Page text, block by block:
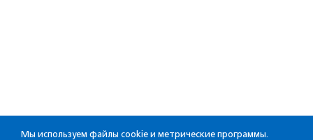
Мы используем файлы cookie и метрические программы.